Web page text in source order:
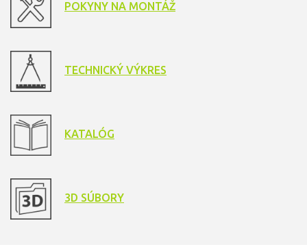
POKYNY NA MONTÁŽ
TECHNICKÝ VÝKRES
KATALÓG
3D SÚBORY